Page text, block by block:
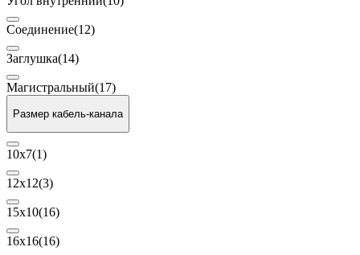
Соединение(12)
Заглушка(14)
Магистральный(17)
Размер кабель-канала
10х7(1)
12х12(3)
15х10(16)
16х16(16)